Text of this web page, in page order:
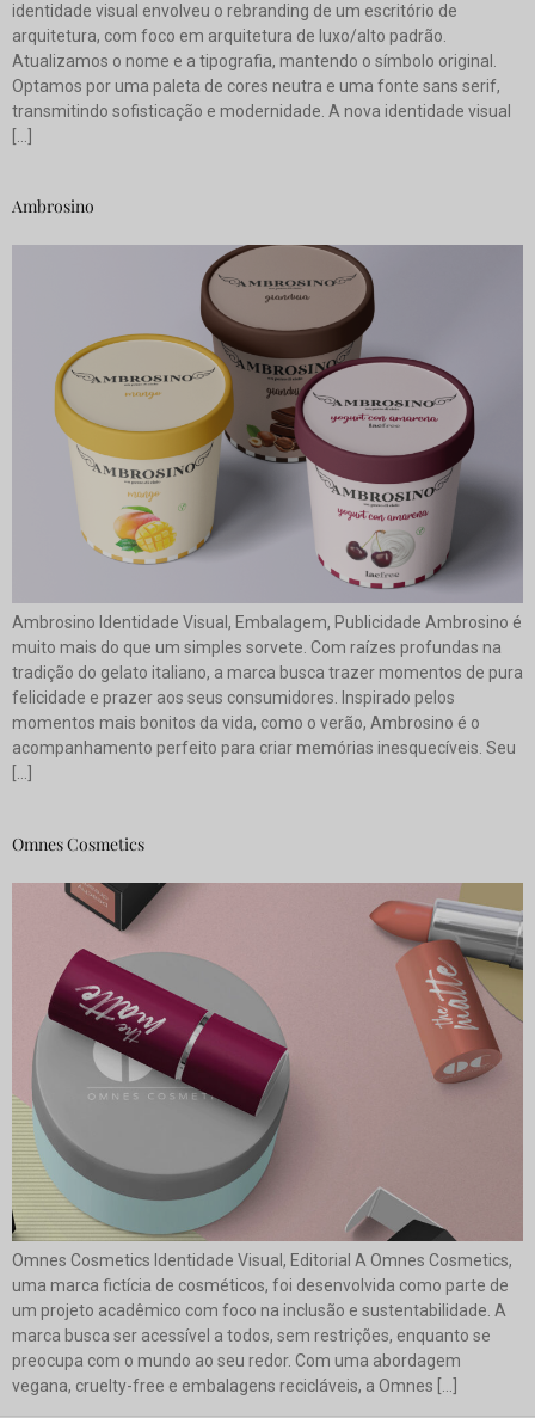
identidade visual envolveu o rebranding de um escritório de
arquitetura, com foco em arquitetura de luxo/alto padrão.
Atualizamos o nome e a tipografia, mantendo o símbolo original.
Optamos por uma paleta de cores neutra e uma fonte sans serif,
transmitindo sofisticação e modernidade. A nova identidade visual
Ambrosino
Ambrosino Identidade Visual, Embalagem, Publicidade Ambrosino é
muito mais do que um simples sorvete. Com raízes profundas na
tradição do gelato italiano, a marca busca trazer momentos de pura
felicidade e prazer aos seus consumidores. Inspirado pelos
momentos mais bonitos da vida, como o verão, Ambrosino é o
acompanhamento perfeito para criar memórias inesquecíveis. Seu
[…]
Omnes Cosmetics
Omnes Cosmetics Identidade Visual, Editorial A Omnes Cosmetics,
uma marca fictícia de cosméticos, foi desenvolvida como parte de
um projeto acadêmico com foco na inclusão e sustentabilidade. A
marca busca ser acessível a todos, sem restrições, enquanto se
preocupa com o mundo ao seu redor. Com uma abordagem
vegana, cruelty-free e embalagens recicláveis, a Omnes […]